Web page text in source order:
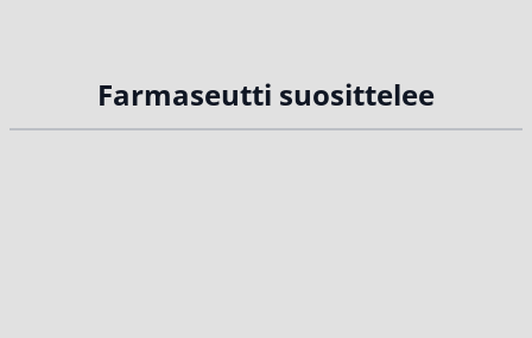
Farmaseutti suosittelee